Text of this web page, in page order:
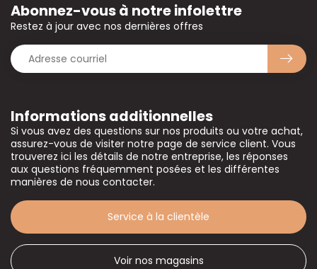
Informations additionnelles
Si vous avez des questions sur nos produits ou votre achat,
assurez-vous de visiter notre page de service client. Vous
trouverez ici les détails de notre entreprise, les réponses
aux questions fréquemment posées et les différentes
manières de nous contacter.
Service à la clientèle
Voir nos magasins
Abonnez-vous à notre infolettre
Restez à jour avec nos dernières offres